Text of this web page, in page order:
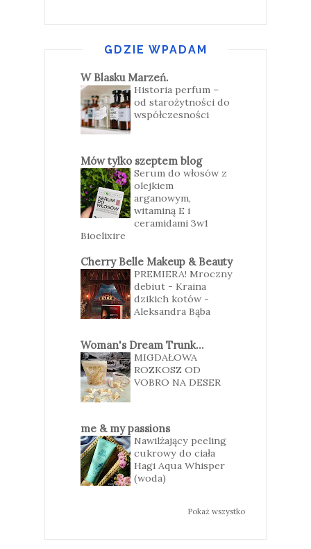
GDZIE WPADAM
W Blasku Marzeń.
Historia perfum –
od starożytności do
współczesności
Mów tylko szeptem blog
Serum do włosów z
olejkiem
arganowym,
witaminą E i
ceramidami 3w1
Bioelixire
Cherry Belle Makeup & Beauty
PREMIERA! Mroczny
debiut - Kraina
dzikich kotów -
Aleksandra Bąba
Woman's Dream Trunk...
MIGDAŁOWA
ROZKOSZ OD
VOBRO NA DESER
me & my passions
Nawilżający peeling
cukrowy do ciała
Hagi Aqua Whisper
(woda)
Pokaż wszystko